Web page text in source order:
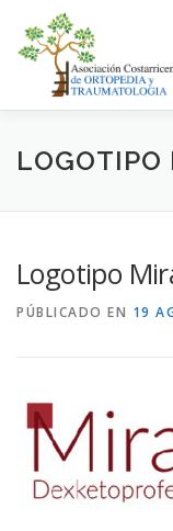
contenido
LA ASOCIACIÓN
INICIAR SESIÓN
LOGOTIPO
Logotipo
PÚBLICADO EN 19